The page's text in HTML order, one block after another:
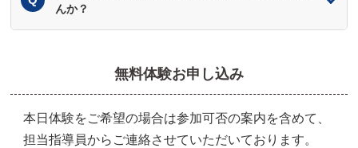
んか？
無料体験お申し込み
本日体験をご希望の場合は参加可否の案内を含めて、
担当指導員からご連絡させていただいております。